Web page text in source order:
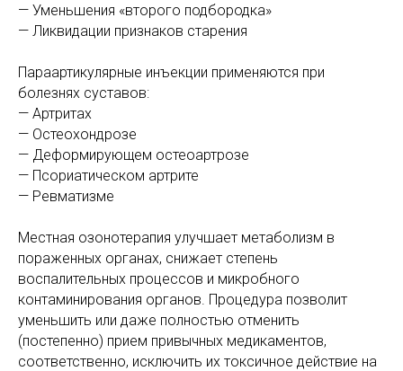
— Уменьшения «второго подбородка»
— Ликвидации признаков старения
Параартикулярные инъекции применяются при
болезнях суставов:
— Артритах
— Остеохондрозе
— Деформирующем остеоартрозе
— Псориатическом артрите
— Ревматизме
Местная озонотерапия улучшает метаболизм в
пораженных органах, снижает степень
воспалительных процессов и микробного
контаминирования органов. Процедура позволит
уменьшить или даже полностью отменить
(постепенно) прием привычных медикаментов,
соответственно, исключить их токсичное действие на